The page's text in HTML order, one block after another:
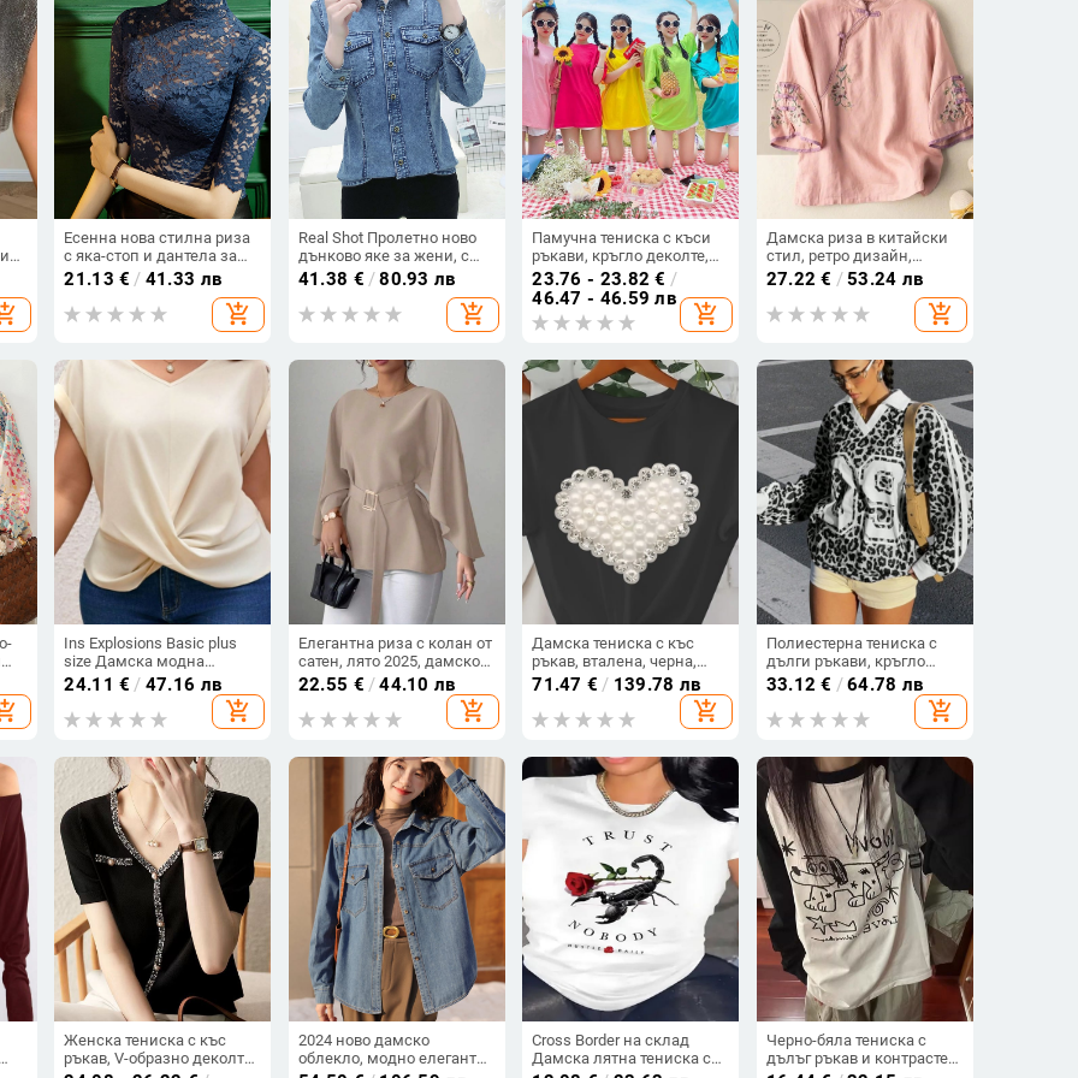
Есенна нова стилна риза
с яка-стоп и дантела за
жени, ръкави три
четвърти, вталена кройка,
половин поло, горнище
21.13 € / 41.33 лв
add_shopping_cart
Real Shot Пролетно ново
дънково яке за жени, с
дълъг ръкав, светло
синьо, еластан
41.38 € /80.93 лв
add_shopping_cart
Памучна тениска с къси
ръкави, кръгло деколте,
нормална кройка, градски
стил (Зима 2022)
23.76 - 23.82 € /
46.47 - 46.59 лв
add_shopping_cart
Дамска риза в китайски
стил, ретро дизайн,
диагонално закопчаване
с бродерия, памук-ленена
смес, ръкав 3/4, свободен
силует, Stand-up яка,
27.22 € /53.24 лв
add_shopping_cart
с
Ins Explosions Basic plus
size Дамска модна
семпла тениска 2025
Пролет/Лято Нова тениска
с къс ръкав, намаляваща
24.11 € / 47.16 лв
add_shopping_cart
Елегантна риза с колан от
сатен, лято 2025, дамско
облекло за през граница,
Aliexpress, Amazon,
ежедневен комфорт,
независима станция
22.55 € /44.10 лв
add_shopping_cart
Дамска тениска с къс
ръкав, вталена, черна,
ежедневна
71.47 € / 139.78 лв
add_shopping_cart
Полиестерна тениска с
дълги ръкави, кръгло
деколте, слим фит,
пуловер стил, принт с
букви и цифри.
33.12 € /64.78 лв
add_shopping_cart
Женска тениска с къс
ръкав, V-образно деколте,
2024 ново дамско
облекло, модно елегантно
Cross Border на склад
Дамска лятна тениска с
Черно-бяла тениска с
дълъг ръкав и контрастен